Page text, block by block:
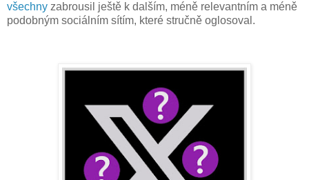
všechny zabrousil ještě k dalším, méně relevantním a méně
podobným sociálním sítím, které stručně oglosoval.